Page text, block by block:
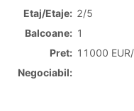
Etaj/Etaje: 2/5
Balcoane: 1
Pret: 11000
Negociabil: